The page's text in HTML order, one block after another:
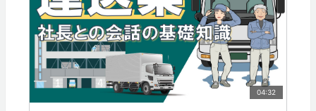
04:32